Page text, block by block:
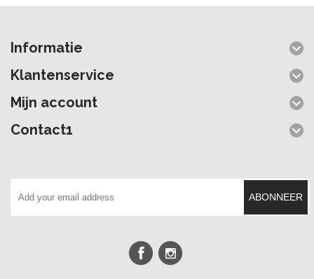
Informatie
Klantenservice
Mijn account
Contact1
ABONNEER